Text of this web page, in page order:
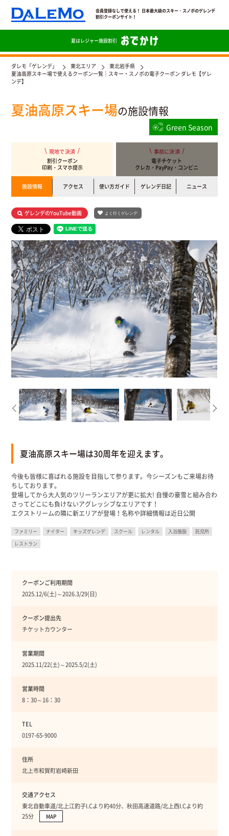
会員登録なしで使える！ 日本最大級のスキー・スノボのゲレンデ
割引クーポンサイト！
夏はレジャー施設割引
ダレモ「ゲレンデ」 東北エリア
東北岩手県
夏油高原スキー場で使えるクーポン一覧｜スキー・スノボの電子クーポン ダレモ【ゲレ
ンデ】
夏油高原スキー場の施設情報
Green Season
現地で決済
割引クーポン
印刷・スマホ提示
事前に決済
電子チケット
クレカ・PayPay・コンビニ
施設情報 アクセス 使い方ガイド ゲレンデ日記 ニュース
ゲレンデのYouTube動画 よく行くゲレンデ
夏油高原スキー場は30周年を迎えます。
今後も皆様に喜ばれる施設を目指して参ります。今シーズンもご来場お待
ちしております。
登場してから大人気のツリーランエリアが更に拡大! 自慢の豪雪と組み合わ
さってどこにも負けないアグレッシブなエリアです！
エクストリームの隣に新エリアが登場！名称や詳細情報は近日公開
ファミリー ナイター キッズゲレンデ スクール レンタル 入浴施設
託児所
レストラン
クーポンご利用期間
2025.12/6(土)～2026.3/29(日)
クーポン提出先
チケットカウンター
営業期間
2025.11/22(土)～2025.5/2(土)
営業時間
8：30～16：30
TEL
0197-65-9000
住所
北上市和賀町岩崎新田
交通アクセス
東北自動車道/北上江釣子I.Cより約40分、秋田高速道路/北上西I.Cより約
25分
MAP